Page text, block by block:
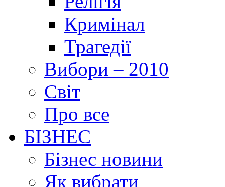
Кримінал
Трагедії
Вибори – 2010
Світ
Про все
БІЗНЕС
Бізнес новини
Як вибрати